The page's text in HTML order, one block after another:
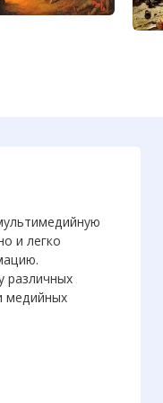
и легко
различных
медийных